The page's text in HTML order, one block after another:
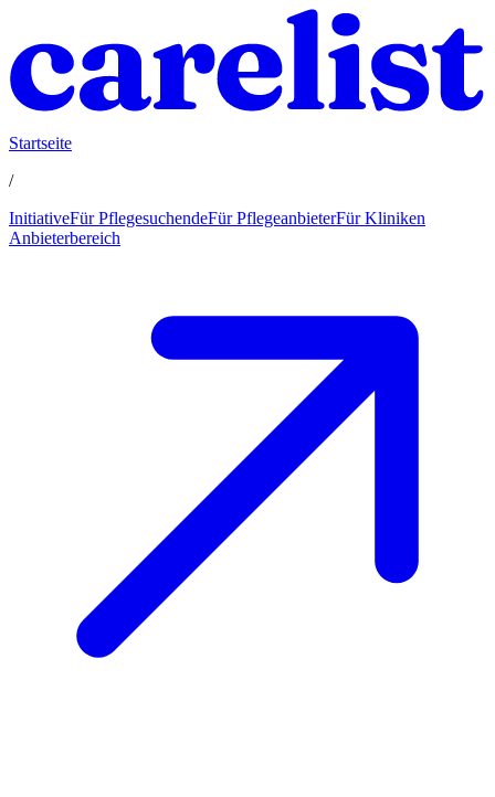
Startseite
/
InitiativeFür PflegesuchendeFür PflegeanbieterFür Kliniken
Anbieterbereich